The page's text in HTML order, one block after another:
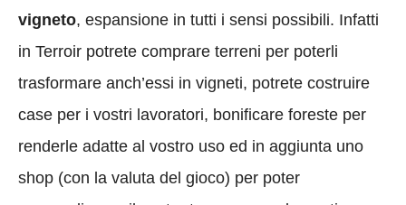
vigneto, espansione in tutti i sensi possibili. Infatti
in Terroir potrete comprare terreni per poterli
trasformare anch’essi in vigneti, potrete costruire
case per i vostri lavoratori, bonificare foreste per
renderle adatte al vostro uso ed in aggiunta uno
shop (con la valuta del gioco) per poter